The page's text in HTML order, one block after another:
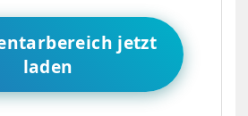
jetzt
laden